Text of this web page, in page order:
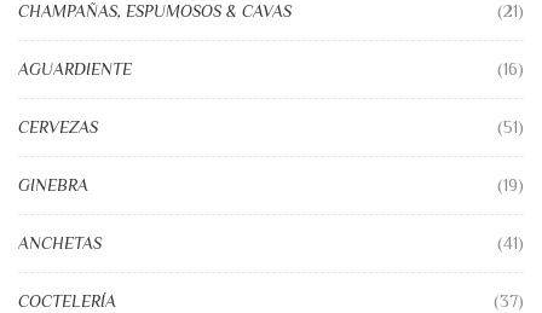
CHAMPAÑAS, ESPUMOSOS & CAVAS (21)
AGUARDIENTE (16)
CERVEZAS (51)
GINEBRA (19)
ANCHETAS (41)
COCTELERÍA (37)